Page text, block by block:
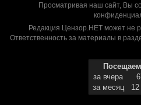
Просматривая наш сайт, Вы
Редакция Цензор.НЕТ может не
Ответственность за материалы в
за вчера
за месяц